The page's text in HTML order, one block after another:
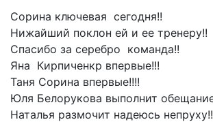
Сорина ключевая сегодня!!
Нижайший поклон ей и ее тренеру!!
Спасибо за серебро команда!!
Яна Кирпиченкр впервые!!!
Таня Сорина впервые!!!!
Юля Белорукова выполнит
Наталья размочит надеюсь непруху!!